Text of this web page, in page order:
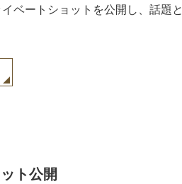
ベートショットを公開し、話題と
ト公開